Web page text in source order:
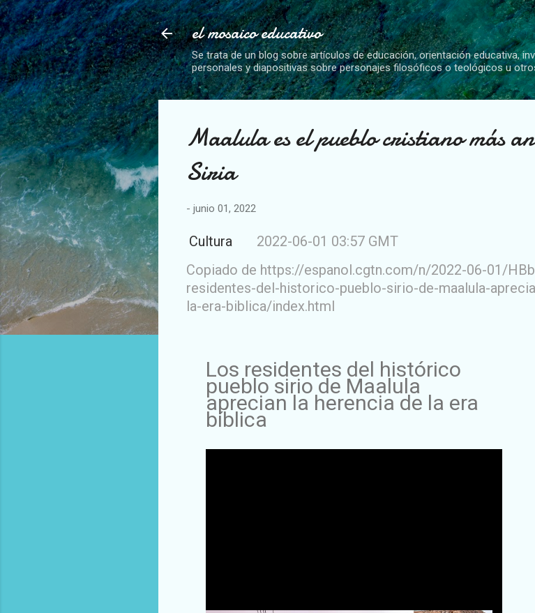
Ir al contenido principal
el mosaico educativo
Se trata de un blog sobre artículos de educación, orientación educativa,
personales y diapositivas sobre personajes filosóficos o teológicos u
Maalula es el pueblo cristiano más
Siria
- junio 01, 2022
Cultura
2022-06-01 03:57 GMT
Copiado de https://espanol.cgtn.com/n/2022-06-01/
residentes-del-historico-pueblo-sirio-de-maalula-
la-era-biblica/index.html
Los residentes del histórico
pueblo sirio de Maalula
aprecian la herencia de la era
bíblica